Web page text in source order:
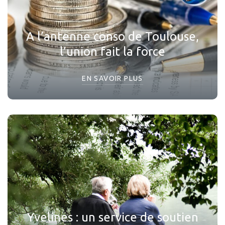
A l’antenne conso de Toulouse,
l’union fait la force
EN SAVOIR PLUS
Yvelines : un service de soutien